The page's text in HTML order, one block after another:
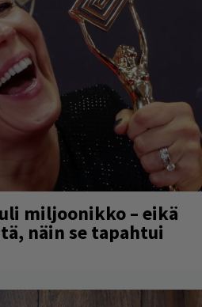
miljoonikko – eikä
näin se tapahtui